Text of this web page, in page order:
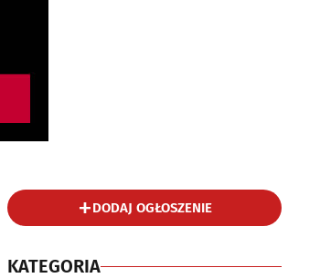
DODAJ OGŁOSZENIE
KATEGORIA